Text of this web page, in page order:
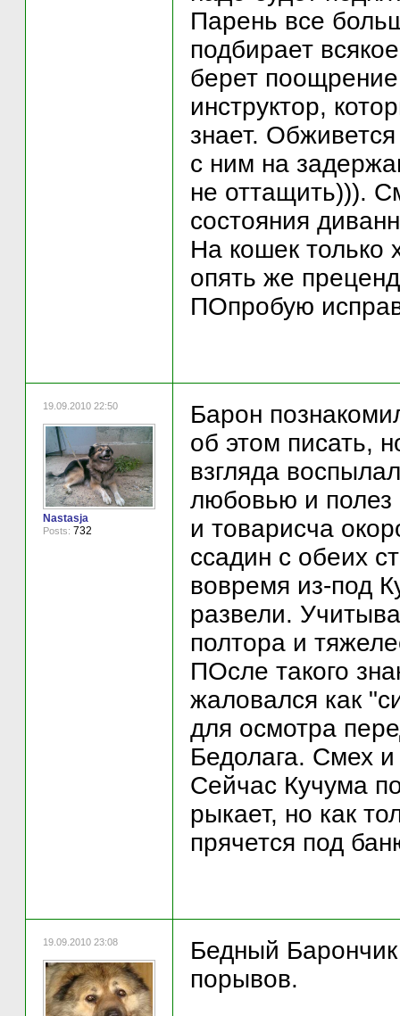
Парень все
подбирает
берет
инструктор,
знает.
с ним на
не оттащить))).
состояния
На кошек только
опять же
ПОпробую
19.09.2010 22:50
Nastasja
Posts: 732
Барон
об этом писать,
взгляда
любовью и полез
и товарисча
ссадин с обеих
вовремя из-под
развели.
полтора и
ПОсле такого
жаловался как
для осмотра
Бедолага. Смех
Сейчас Кучума
рыкает, но как
прячется под
19.09.2010 23:08
Бедный Барончик
порывов.